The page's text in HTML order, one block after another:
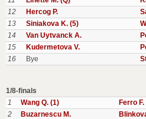
12
Hercog P.
13
Siniakova K. (5)
14
Van Uytvanck A.
15
Kudermetova V.
16
Bye
1/8-finals
1
Wang Q. (1) Ferro F.
2
Buzarnescu M.